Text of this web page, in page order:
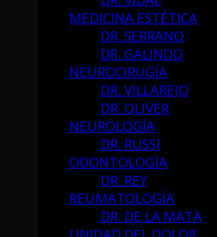
MEDICINA ESTÉTICA
DR. SERRANO
DR. GALINDO
NEUROCIRUGÍA
DR. VILLAREJO
DR. OLIVER
NEUROLOGÍA
DR. RUSSI
ODONTOLOGÍA
DR. REY
REUMATOLOGÍA
DR. DE LA MATA